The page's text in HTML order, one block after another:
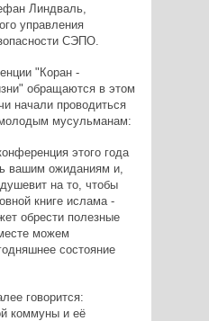
Линдваль,
управления
СЭПО.
"Коран -
обращаются в этом
начали проводиться
мусульманам:
этого года
вашим ожиданиям и,
на то, чтобы
книге ислама -
обрести полезные
можем
состояние
говорится:
коммуны и её